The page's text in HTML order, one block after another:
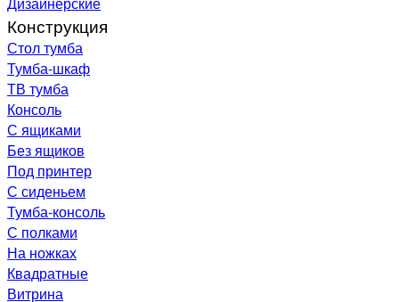
Конструкция
Стол тумба
Тумба-шкаф
ТВ тумба
Консоль
С ящиками
Без ящиков
Под принтер
С сиденьем
Тумба-консоль
С полками
На ножках
Квадратные
Витрина